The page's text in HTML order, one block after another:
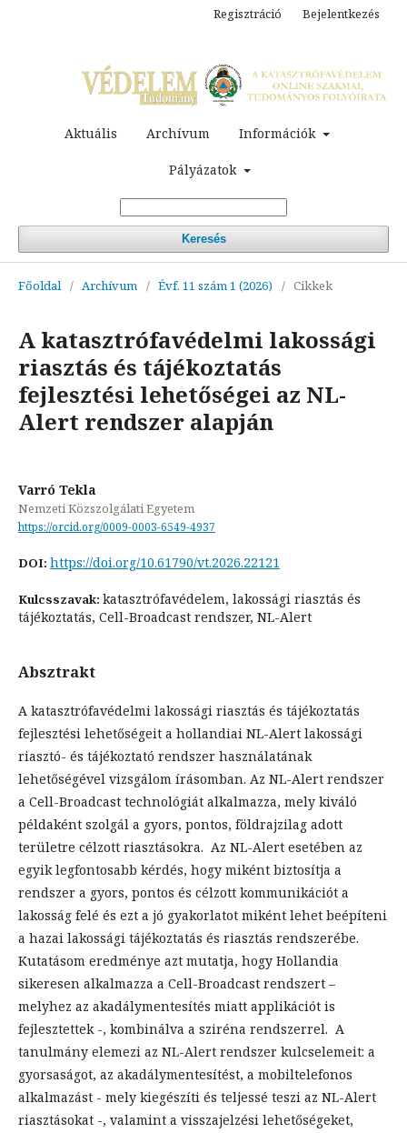
Aktuális Archívum Információk
Pályázatok
Keresés
Regisztráció Bejelentkezés
Főoldal / Archívum / Évf. 11 szám 1 (2026) / Cikkek
A katasztrófavédelmi lakossági
riasztás és tájékoztatás
fejlesztési lehetőségei az NL-
Alert rendszer alapján
Varró Tekla
Nemzeti Közszolgálati Egyetem
https://orcid.org/0009-0003-6549-4937
DOI: https://doi.org/10.61790/vt.2026.22121
Kulcsszavak: katasztrófavédelem, lakossági riasztás és
tájékoztatás, Cell-Broadcast rendszer, NL-Alert
Absztrakt
A katasztrófavédelmi lakossági riasztás és tájékoztatás
fejlesztési lehetőségeit a hollandiai NL-Alert lakossági
riasztó- és tájékoztató rendszer használatának
lehetőségével vizsgálom írásomban. Az NL-Alert rendszer
a Cell-Broadcast technológiát alkalmazza, mely kiváló
példaként szolgál a gyors, pontos, földrajzilag adott
területre célzott riasztásokra. Az NL-Alert esetében az
egyik legfontosabb kérdés, hogy miként biztosítja a
rendszer a gyors, pontos és célzott kommunikációt a
lakosság felé és ezt a jó gyakorlatot miként lehet beépíteni
a hazai lakossági tájékoztatás és riasztás rendszerébe.
Kutatásom eredménye azt mutatja, hogy Hollandia
sikeresen alkalmazza a Cell-Broadcast rendszert –
melyhez az akadálymentesítés miatt applikációt is
fejlesztettek -, kombinálva a sziréna rendszerrel. A
tanulmány elemezi az NL-Alert rendszer kulcselemeit: a
gyorsaságot, az akadálymentesítést, a mobiltelefonos
alkalmazást - mely kiegészíti és teljessé teszi az NL-Alert
riasztásokat -, valamint a visszajelzési lehetőségeket,